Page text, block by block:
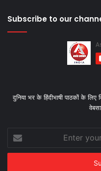
Subscribe to our
दुनिया भर के हिंदीभाषी पाठकों के
your
Email